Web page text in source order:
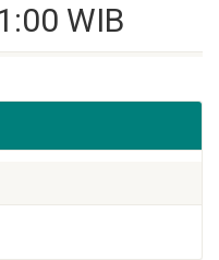
WIB